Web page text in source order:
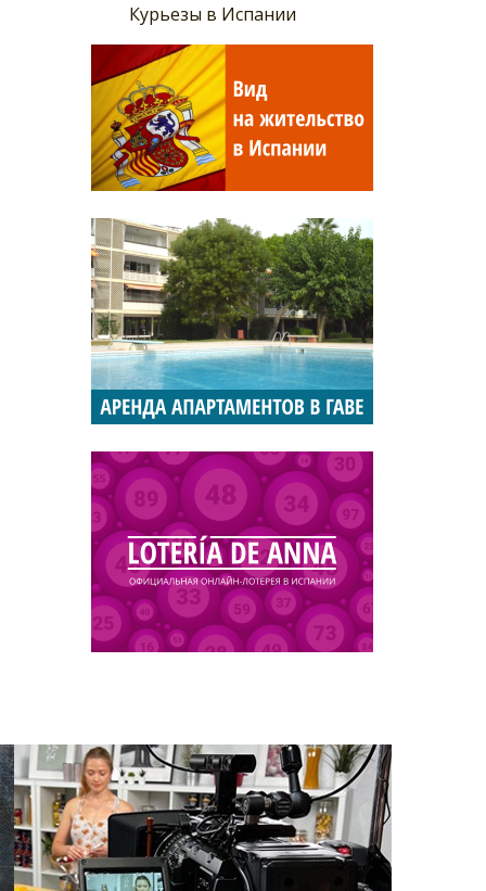
Курьезы в Испании